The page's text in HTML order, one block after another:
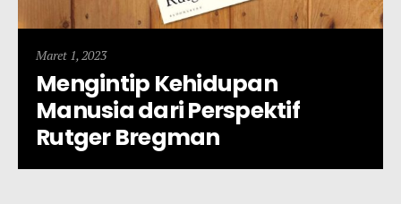
Maret 1, 2023
Mengintip Kehidupan
Manusia dari Perspektif
Rutger Bregman